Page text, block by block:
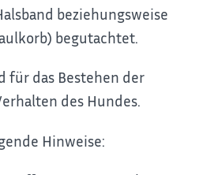
beziehungsweise
begutachtet.
für das Bestehen der
des Hundes.
Hinweise: